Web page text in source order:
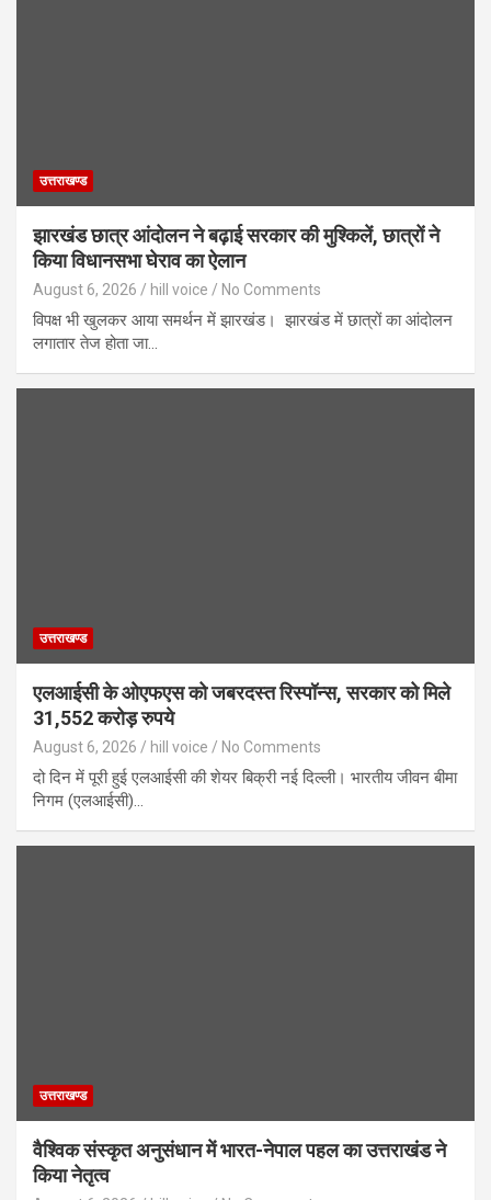
उत्तराखण्ड
झारखंड छात्र आंदोलन ने बढ़ाई सरकार की मुश्किलें, छात्रों ने
किया विधानसभा घेराव का ऐलान
August 6, 2026 hill voice No Comments
विपक्ष भी खुलकर आया समर्थन में झारखंड। झारखंड में छात्रों का आंदोलन
लगातार तेज होता जा…
उत्तराखण्ड
एलआईसी के ओएफएस को जबरदस्त रिस्पॉन्स, सरकार को मिले
31,552 करोड़ रुपये
August 6, 2026 hill voice No Comments
दो दिन में पूरी हुई एलआईसी की शेयर बिक्री नई दिल्ली। भारतीय जीवन बीमा
निगम (एलआईसी)…
उत्तराखण्ड
वैश्विक संस्कृत अनुसंधान में भारत-नेपाल पहल का उत्तराखंड ने
किया नेतृत्व